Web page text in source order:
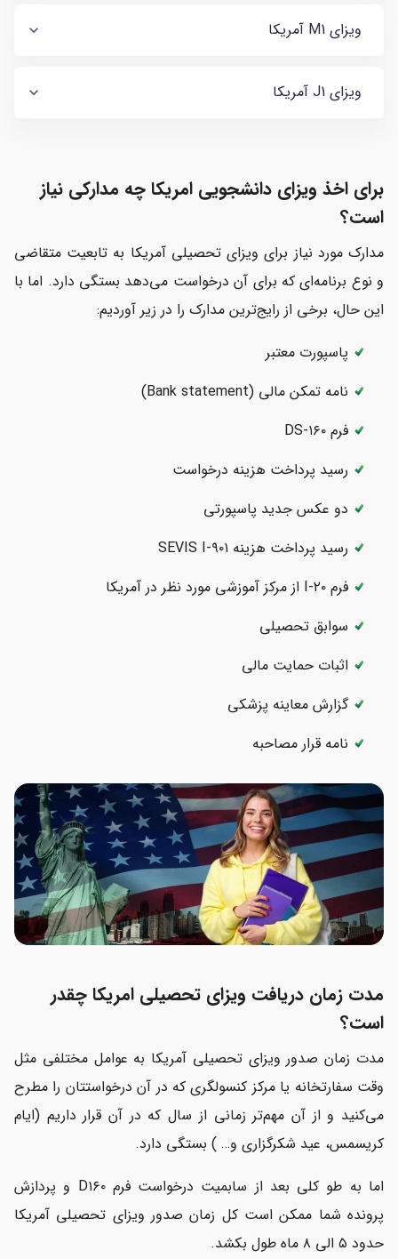
ویزای M1 آمریکا
ویزای J1 آمریکا
برای اخذ ویزای دانشجویی امریکا چه مدارکی نیاز
است؟
مدارک مورد نیاز برای ویزای تحصیلی آمریکا به تابعیت متقاضی
و نوع برنامه‌ای که برای آن درخواست می‌دهد بستگی دارد. اما با
این حال، برخی از رایج‌ترین مدارک را در زیر‌ آوردیم:
پاسپورت معتبر
نامه تمکن مالی (Bank statement)
فرم DS-۱۶۰
رسید پرداخت هزینه درخواست
دو عکس جدید پاسپورتی
رسید پرداخت هزینه SEVIS I-۹۰۱
فرم I-۲۰ از مرکز آموزشی مورد نظر در آمریکا
سوابق تحصیلی
اثبات حمایت مالی
گزارش معاینه پزشکی
نامه قرار مصاحبه
مدت زمان دریافت ویزای تحصیلی امریکا چقدر
است؟
مدت زمان صدور ویزای تحصیلی آمریکا به عوامل مختلفی مثل
وقت سفارتخانه یا مرکز کنسولگری که در آن درخواستتان را مطرح
می‌کنید و از آن مهم‌تر زمانی از سال که در آن قرار داریم (ایام
کریسمس، عید شکرگزاری و… ) بستگی دارد.
اما به طو کلی بعد از سابمیت درخواست فرم D۱۶۰ و پردازش
پرونده شما ممکن است کل زمان صدور ویزای تحصیلی آمریکا
حدود ۵ الی ۸ ماه طول بکشد.